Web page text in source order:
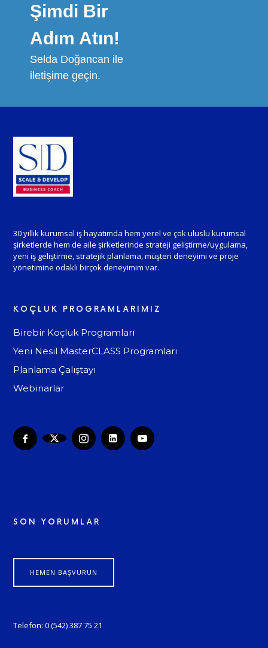
Şimdi Bir
Adım Atın!
Selda Doğancan ile
iletişime geçin.
30 yıllık kurumsal iş hayatımda hem yerel ve çok uluslu kurumsal
şirketlerde hem de aile şirketlerinde strateji geliştirme/uygulama,
yeni iş geliştirme, stratejik planlama, müşteri deneyimi ve proje
yönetimine odaklı birçok deneyimim var.
KOÇLUK PROGRAMLARIMIZ
Birebir Koçluk Programları
Yeni Nesil MasterCLASS Programları
Planlama Çalıştayı
Webinarlar
SON YORUMLAR
HEMEN BAŞVURUN
Telefon: 0 (542) 387 75 21